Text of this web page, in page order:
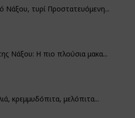
Νάξου, τυρί Προστατευόμενη...
Νάξου: Η πιο πλούσια μακα...
κρεμμυδόπιτα, μελόπιτα...